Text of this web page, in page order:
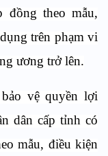
đồng theo mẫu,
trên phạm vi
ương trở lên.
vệ quyền lợi
dân cấp tỉnh có
mẫu, điều kiện